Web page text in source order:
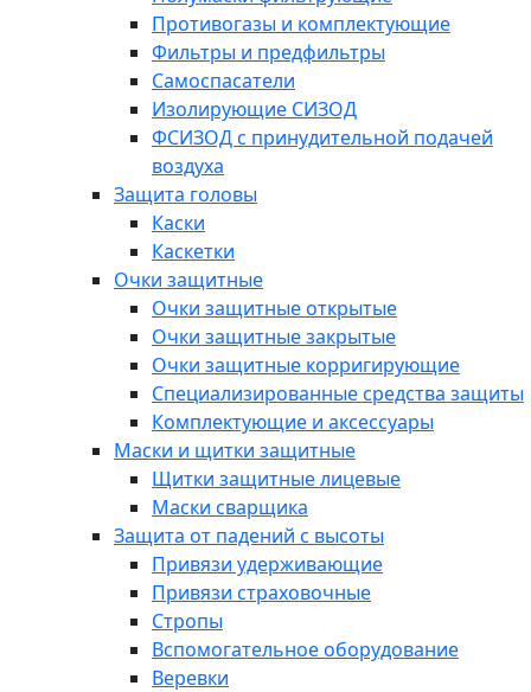
Противогазы и комплектующие
Фильтры и предфильтры
Самоспасатели
Изолирующие СИЗОД
ФСИЗОД с принудительной подачей
воздуха
Защита головы
Каски
Каскетки
Очки защитные
Очки защитные открытые
Очки защитные закрытые
Очки защитные корригирующие
Специализированные средства защиты
Комплектующие и аксессуары
Маски и щитки защитные
Щитки защитные лицевые
Маски сварщика
Защита от падений с высоты
Привязи удерживающие
Привязи страховочные
Стропы
Вспомогательное оборудование
Веревки